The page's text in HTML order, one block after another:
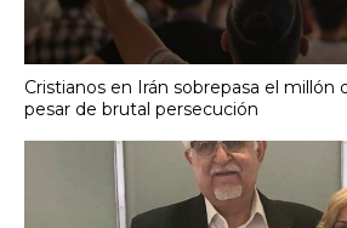
Cristianos en Irán sobrepasa el millón
pesar de brutal persecución